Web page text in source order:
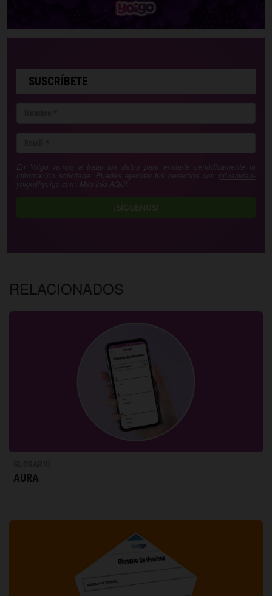
SUSCRÍBETE
En Yoigo vamos a tratar tus datos para enviarte periódicamente la
información solicitada. Puedes ejercitar tus derechos con privacidad-
yoigo@yoigo.com . Más Info AQUÍ
¡SÍGUENOS!
RELACIONADOS
AURA